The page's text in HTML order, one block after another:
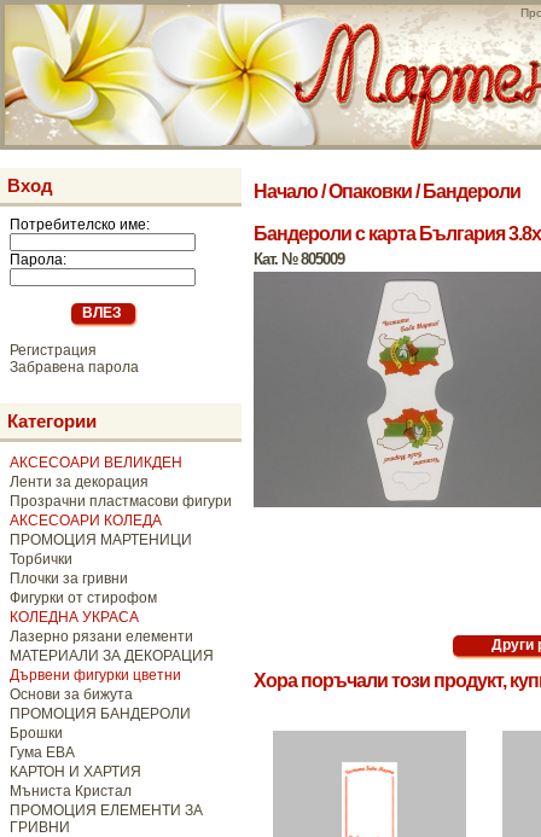
Вход
Потребителско име:
Парола:
Регистрация
Забравена парола
Категории
АКСЕСОАРИ ВЕЛИКДЕН
Ленти за декорация
Прозрачни пластмасови фигури
АКСЕСОАРИ КОЛЕДА
ПРОМОЦИЯ МАРТЕНИЦИ
Торбички
Плочки за гривни
Фигурки от стирофом
КОЛЕДНА УКРАСА
Лазерно рязани елементи
МАТЕРИАЛИ ЗА ДЕКОРАЦИЯ
Дървени фигурки цветни
Основи за бижута
ПРОМОЦИЯ БАНДЕРОЛИ
Брошки
Гума ЕВА
КАРТОН И ХАРТИЯ
Мъниста Кристал
ПРОМОЦИЯ ЕЛЕМЕНТИ ЗА
ГРИВНИ
Начало/Опаковки/ Бандероли
Бандероли с карта България
Кат. № 805009
Хора поръчали този продукт,